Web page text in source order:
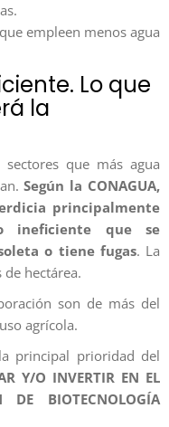
empleen menos agua
Lo que
la
que más agua
Según la CONAGUA,
principalmente
ineficiente que se
o tiene fugas. La
hectárea.
son de más del
agrícola.
principal prioridad del
Y/O INVERTIR EN EL
DE BIOTECNOLOGÍA